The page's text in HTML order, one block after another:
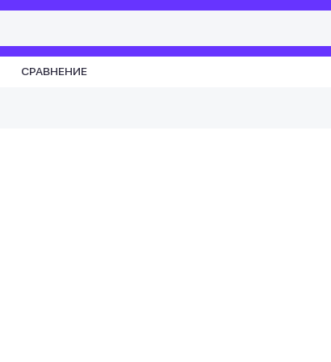
СРАВНЕНИЕ